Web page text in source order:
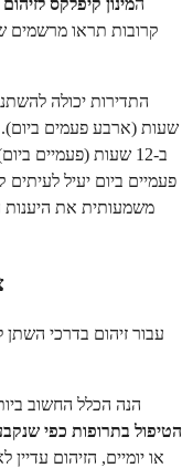
המינון קיפלקס
קרובות תראו מרשמים
שעות (ארבע פעמים
ב-12 שעות (פעמיים
פעמיים ביום יעיל
משמעותית את היענות
עבור זיהום בדרכי
הנה הכלל החשוב
הטיפול בתרופות כפי
או יומיים, הזיהום